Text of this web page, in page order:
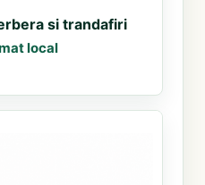
si trandafiri
local